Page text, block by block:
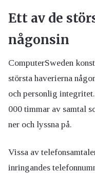
Ett av de
någonsin
ComputerSweden
största haverierna
och personlig
000 timmar av samtal
ner och lyssna på.
Vissa av
inringandes